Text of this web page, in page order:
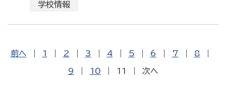
学校情報
前へ 1 2 3 4 5 6 7 8
9 10 11 次へ